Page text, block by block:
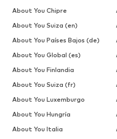
About You Chipre
About You Suiza (en)
About You Países Bajos (de)
About You Global (es)
About You Finlandia
About You Suiza (fr)
About You Luxemburgo
About You Hungría
About You Italia